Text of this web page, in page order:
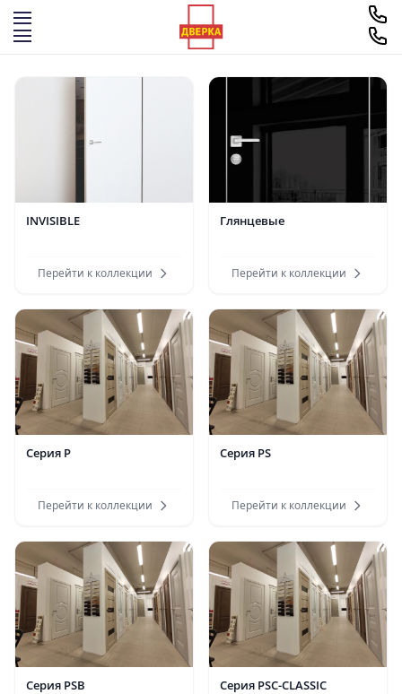
Перейти к содержимому
INVISIBLE
Перейти к коллекции
Глянцевые
Перейти к коллекции
Серия P
Перейти к коллекции
Серия PS
Перейти к коллекции
Серия PSB Серия PSC-CLASSIC